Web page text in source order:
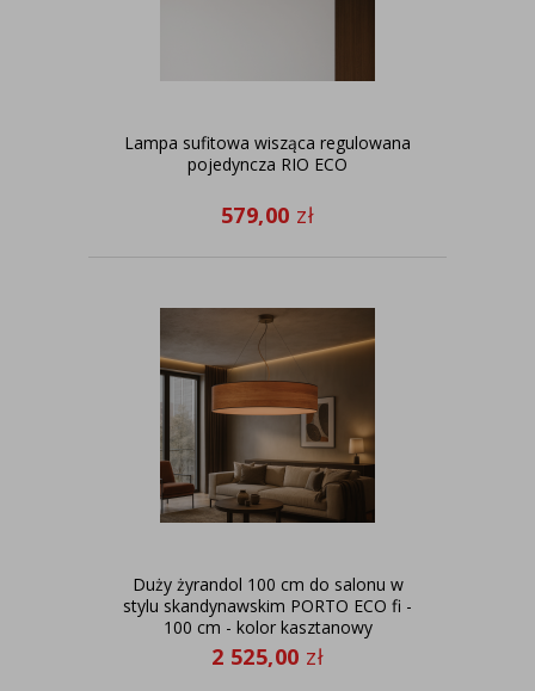
Lampa sufitowa wisząca regulowana
pojedyncza RIO ECO
579,00 zł
Duży żyrandol 100 cm do salonu w
stylu skandynawskim PORTO ECO fi -
100 cm - kolor kasztanowy
2 525,00 zł